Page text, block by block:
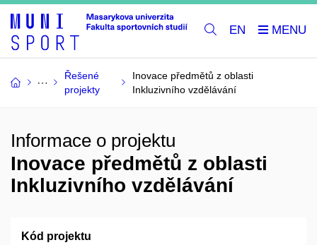
EN
Řešené
projekty
Inovace předmětů z oblasti
Inkluzivního vzdělávání
Informace o projektu
Inovace předmětů z oblasti
Inkluzivního vzdělávání
Kód projektu